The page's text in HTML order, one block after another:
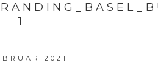
1
2021